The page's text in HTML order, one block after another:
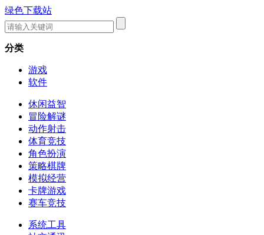
绿色下载站
分类
游戏
软件
休闲益智
冒险解谜
动作射击
体育竞技
角色扮演
策略棋牌
模拟经营
卡牌游戏
赛车竞技
系统工具